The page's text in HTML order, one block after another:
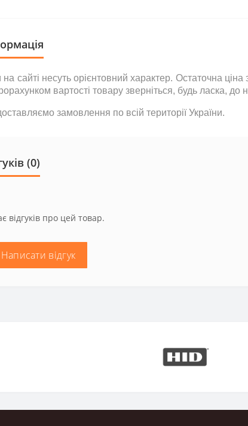
на сайті несутьорієнтовний характер. Остаточна ціна
вартості товару зверніться, будь ласка, до
замовлення по всій території України.
(0)
відгуків про цей товар.
відгук